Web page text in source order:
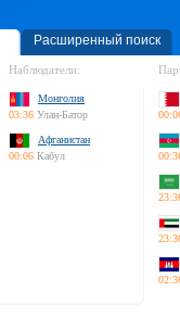
Расширенный поиск
Наблюдатели:
Монголия
03:36 Улан-Батор
Афганистан
00:06 Кабул